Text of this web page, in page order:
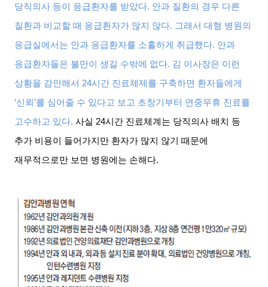
당직의사 등이 응급환자를 받았다. 안과 질환의 경우 다른
질환과 비교할 때 응급환자가 많지 않다. 그래서 대형 병원의
응급실에서는 안과 응급환자를 소홀하게 취급했다. 안과
응급환자들은 불만이 생길 수밖에 없다. 김 이사장은 이런
상황을 감안해서 24시간 진료체제를 구축하면 환자들에게
‘신뢰 ’를 심어줄 수 있다고 보고 초창기부터 연중무휴 진료를
고수하고 있다. 사실 24시간 진료체계는 당직의사 배치 등
추가 비용이 들어가지만 환자가 많지 않기 때문에
재무적으로만 보면 병원에는 손해다.